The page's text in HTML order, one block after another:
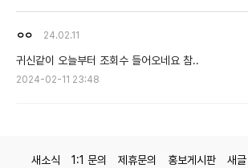
ㅇㅇ 24.02.11
귀신같이 오늘부터 조회수 들어오네요 참..
2024-02-11 23:48
새소식 1:1 문의 제휴문의 홍보게시판 새글